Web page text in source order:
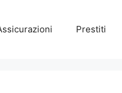
Prestiti